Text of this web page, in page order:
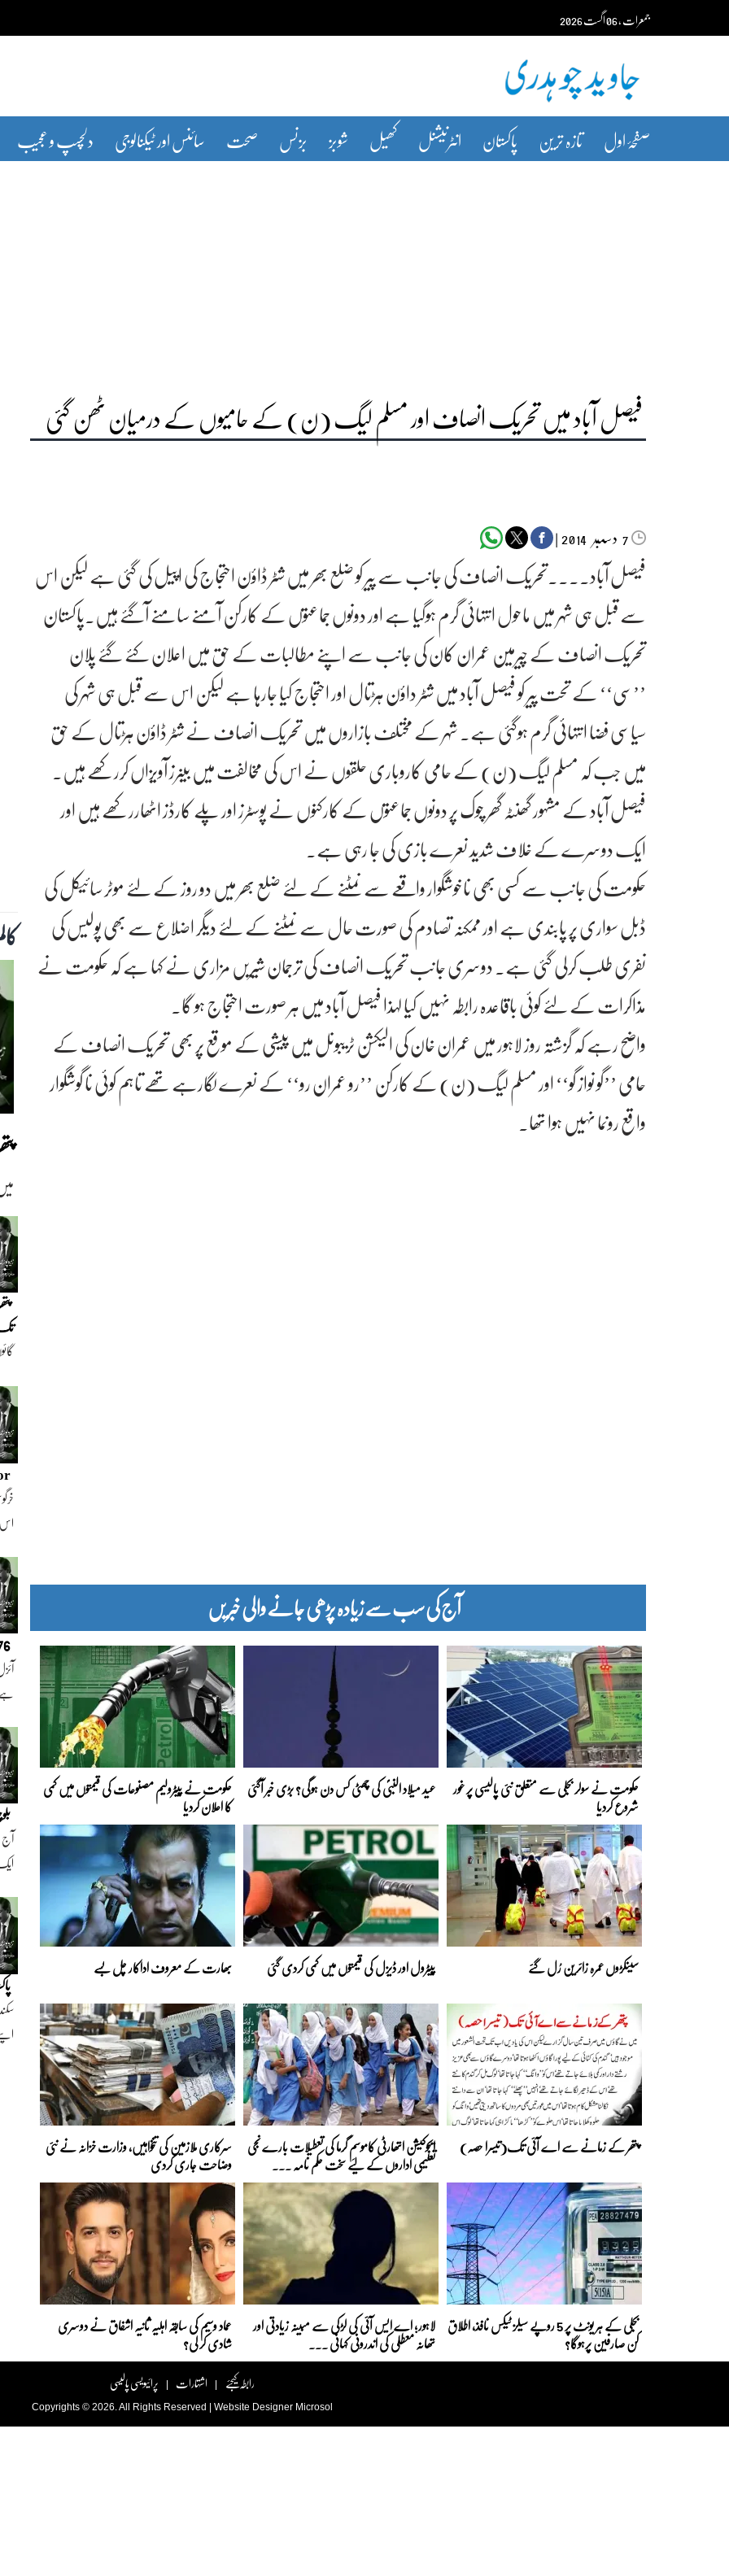
content جمعرات‬‮،06اگست‬‮2026
صفحۂ اول تازہ ترین پاکستان انٹرنیشنل کھیل شوبز بزنس صحت سائنس اور ٹیکنالوجی دلچسپ و عجیب
فیصل آباد میں تحریک انصاف اور مسلم لیگ (ن) کے حامیوں کے درمیان ٹھن گئی
7دسمبر‬‮ |
فیصل آباد۔۔۔۔تحریک انصاف کی جانب سے پیر کو ضلع بھر میں شٹر ڈاؤن احتجاج کی اپیل کی گئی ہے لیکن اس
سے قبل ہی شہر میں ماحول انتہائی گرم ہوگیا ہے اور دونوں جماعتوں کے کارکن آمنے سامنے آگئے ہیں۔پاکستان
تحریک انصاف کے چیرمین عمران کان کی جانب سے اپنے مطالبات کے حق میں اعلان کئے گئے پلان
’’سی‘‘ کے تحت پیر کو فیصل آباد میں شٹر داؤن ہڑتال اور احتجاج کیا جارہا ہے لیکن اس سے قبل ہی شہر کی
سیاسی فضا انتہائی گرم ہوگئی ہے۔ شہر کے مختلف بازاروں میں تحریک انصاف نے شٹر ڈاؤن ہڑتال کے حق
میں جب کہ مسلم لیگ (ن) کے حامی کاروباری حلقوں نے اس کی مخالفت میں بینرز آویزاں کررکھے ہیں۔
فیصل آباد کے مشہور گھنٹہ گھر چوک پر دونوں جماعتوں کے کارکنوں نے پوسٹرز اور پلے کارڈز اٹھاررکھے ہیں اور
ایک دوسرے کے خلاف شدید نعرے بازی کی جا رہی ہے۔
حکومت کی جانب سے کسی بھی ناخوشگوار واقعے سے نمٹنے کے لئے ضلع بھر میں دو روز کے لئے موٹر سائیکل کی
ڈبل سواری پر پابندی ہے اور ممکنہ تصادم کی صورت حال سے نمٹنے کے لئے دیگر اضلاع سے بھی پولیس کی
نفری طلب کرلی گئی ہے۔ دوسری جانب تحریک انصاف کی ترجمان شیریں مزاری نے کہا ہے کہ حکومت نے
مذاکرات کے لئے کوئی باقاعدہ رابطہ نہیں کیا لہذا فیصل آباد میں ہر صورت احتجاج ہو گا۔
واضح رہے کہ گزشتہ روز لاہور میں عمران خان کی الیکشن ٹریبونل میں پیشی کے موقع پر بھی تحریک انصاف کے
حامی ’’گو نواز گو‘‘ اور مسلم لیگ (ن) کے کارکن ’’رو عمران رو‘‘ کے نعرے لگارہے تھے تاہم کوئی نا گوشگوار
واقع رونما نہیں ہوا تھا۔
آج کی سب سے زیادہ پڑھی جانے والی خبریں
حکومت نے سولر بجلی سے متعلق نئی پالیسی پر غور
شروع کردیا
عید میلاد النبیؐ کی چھٹی کس دن ہوگی؟ بڑی خبر آگئی حکومت نے پیٹرولیم مصنوعات کی قیمتوں میں کمی
کا اعلان کردیا
سینکڑوں عمرہ زائرین رُل گئے پیٹرول اور ڈیزل کی قیمتوں میں کمی کردی گئی بھارت کے معروف اداکار چل بسے
پتھر کے زمانے سے اے آئی تک(تیسرا حصہ) ایجوکیشن اتھارٹی کاموسمِ گرما کی تعطیلات بارے نجی
تعلیمی اداروں کے لیے سخت حکم نامہ ...
سرکاری ملازمین کی تنخواہیں، وزارت خزانہ نے نئی
وضاحت جاری کردی
بجلی کے ہر یونٹ پر 5 روپے سیلز ٹیکس نافذ، اطلاق
کن صارفین پرہوگا؟
لاہور؛ اے ایس آئی کی لڑکی سے مبینہ زیادتی اور
تھانہ معطلی کی اندرونی کہانی ...
عماد وسیم کی سابقہ اہلیہ ثانیہ اشفاق نے دوسری
شادی کر لی؟
رابطہ کیجئے | اشتہارات | پرائیویسی پالیسی
Copyrights © 2026. All Rights Reserved | Website Designer Microsol